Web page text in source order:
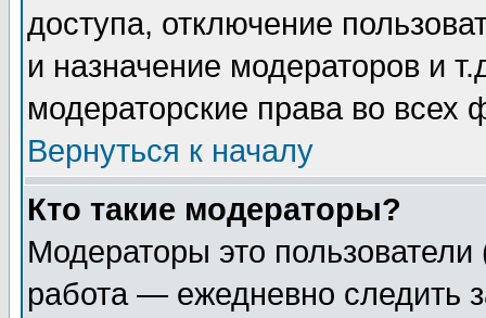
доступа, отключение
и назначение модераторов и
модераторские права во всех
Вернуться к началу
Кто такие модераторы?
Модераторы это
работа — ежедневно следить